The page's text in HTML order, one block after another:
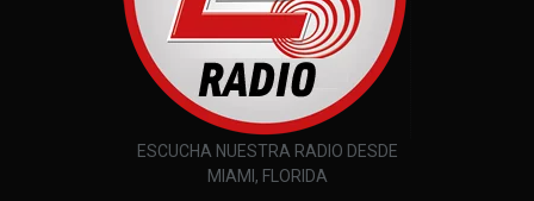
ESCUCHA NUESTRA RADIO DESDE
MIAMI, FLORIDA